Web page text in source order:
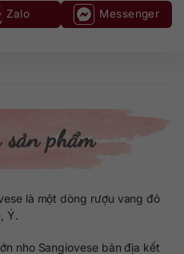
Zalo Messenger
phẩm
là một dòng rượu vang đỏ
Ý.
nho Sangiovese bản địa kết